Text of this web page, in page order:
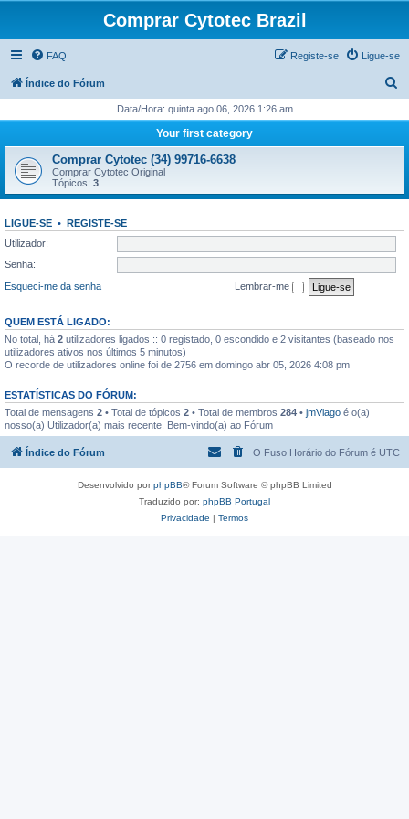
Comprar Cytotec Brazil
FAQ Ligue-se
Registe-se
Índice do Fórum
q
i
Data/Hora: quinta ago 06, 2026 1:26 am
Your first category
Comprar Cytotec (34) 99716-6638
Comprar Cytotec Original
Tópicos: 3
LIGUE-SE • REGISTE-SE
Utilizador:
Senha:
Esqueci-me da senha
Lembrar-me
QUEM ESTÁ LIGADO:
No total, há 2 utilizadores ligados :: 0 registado, 0 escondido e 2 visitantes (baseado nos
utilizadores ativos nos últimos 5 minutos)
O recorde de utilizadores online foi de 2756 em domingo abr 05, 2026 4:08 pm
ESTATÍSTICAS DO FÓRUM:
Total de mensagens 2 • Total de tópicos 2 • Total de membros 284 • jmViago é o(a)
nosso(a) Utilizador(a) mais recente. Bem-vindo(a) ao Fórum
Índice do Fórum O Fuso Horário do Fórum é UTC
Desenvolvido porphpBB® Forum Software © phpBB Limited
Traduzido por: phpBB Portugal
Privacidade | Termos